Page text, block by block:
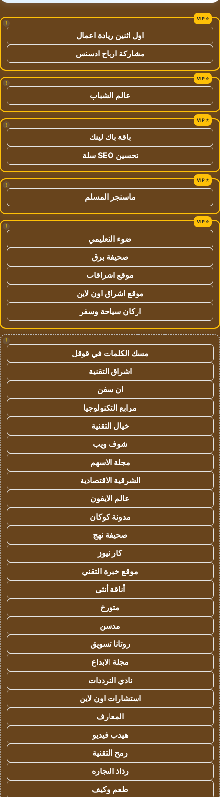
!
اول اثنين ريادة اعمال
مشاركة ارباح ادسنس
!
عالم الشباب
!
باقة باك لينك
تحسين SEO سلة
!
ماسنجر المسلم
!
ضوء التعليمي
صحيفة برق
موقع اشراقات
موقع اشراق اون لاين
اركان سياحة وسفر
!
مسك الكلمات في قوقل
اشراق التقنية
ان سفن
مرابع التكنولوجيا
خيال التقنية
شوف ويب
مجلة الاسهم
الشرقية الاقتصادية
عالم الايفون
مدونة كوكان
صحيفة نهج
كار نيوز
موقع خبرة التقني
أناقة أنثى
متورخ
مدسن
روتانا تسويق
مجلة الابداع
نادي الترددات
استشارات اون لاين
المعارف
هيدب فيديو
رمح التقنية
رذاذ التجارة
طعم وكيف